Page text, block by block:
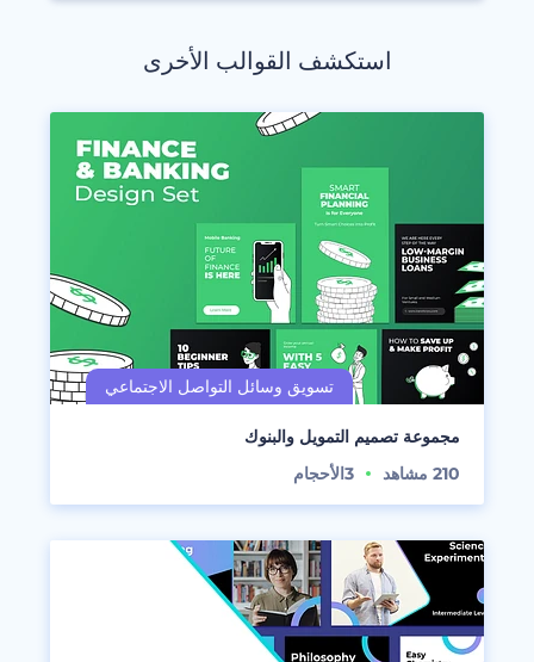
استكشف القوالب الأخرى
مجموعة تصميم التمويل والبنوك
210 مشاهد 3الأحجام